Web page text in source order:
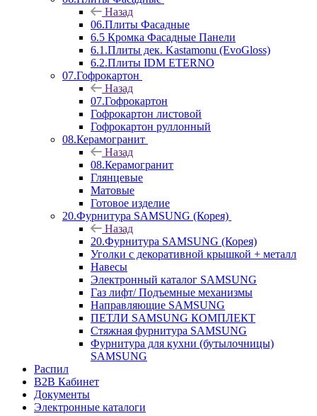
Назад
06.Плиты Фасадные
6.5 Кромка Фасадные Панели
6.1.Плиты дек. Kastamonu (EvoGloss)
6.2.Плиты IDM ETERNO
07.Гофрокартон
Назад
07.Гофрокартон
Гофрокартон листовой
Гофрокартон руллонный
08.Керамогранит
Назад
08.Керамогранит
Глянцевые
Матовые
Готовое изделие
20.Фурнитура SAMSUNG (Корея)
Назад
20.Фурнитура SAMSUNG (Корея)
Уголки с декоративной крышкой + металл
Навесы
Электронный каталог SAMSUNG
Газ лифт/ Подъемные механизмы
Направляющие SAMSUNG
ПЕТЛИ SAMSUNG КОМПЛЕКТ
Стяжная фурнитура SAMSUNG
Фурнитура для кухни (бутылочницы)
SAMSUNG
Распил
B2B Кабинет
Документы
Электронные каталоги